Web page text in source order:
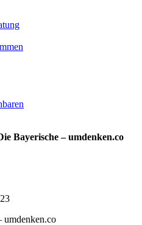
Bayerische – umdenken.co
umdenken.co